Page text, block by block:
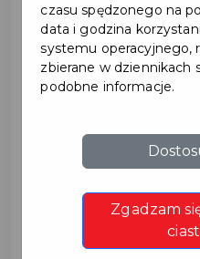
→ rok 2026
→ rok 2023
czasu spędzonego na
data i godzina
systemu operacyjnego,
zbierane w dziennikach
podobne informacje.
Zgadzam